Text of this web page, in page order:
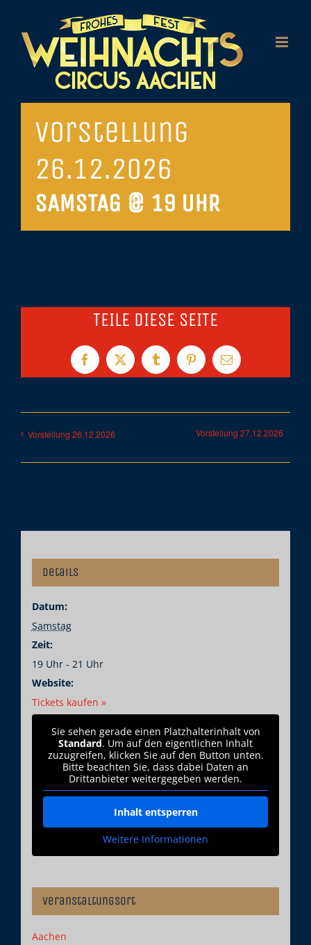
Inhalt
springen
Vorstellung
26.12.2026
SAMSTAG @ 19 UHR
TEILE DIESE SEITE
Facebook
X TumblrPinterest
E-
Mail
Vorstellung 26.12.2026 Vorstellung 27.12.2026
Details
Datum:
Samstag
Zeit:
19 Uhr - 21 Uhr
Website:
Tickets kaufen »
Veranstaltungsort
Aachen
Sie sehen gerade einen Platzhalterinhalt von
Standard. Um auf den eigentlichen Inhalt
zuzugreifen, klicken Sie auf den Button unten.
Bitte beachten Sie, dass dabei Daten an
Drittanbieter weitergegeben werden.
Inhalt entsperren
Weitere Informationen